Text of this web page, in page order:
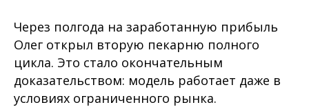
Через полгода на заработанную прибыль
Олег открыл вторую пекарню полного
цикла. Это стало окончательным
доказательством: модель работает даже в
условиях ограниченного рынка.